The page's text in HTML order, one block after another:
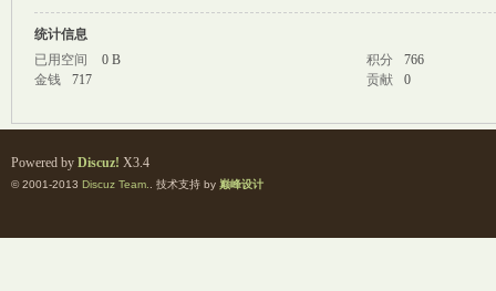
统计信息
已用空间
0 B 积分
766
金钱
717 贡献 0
Powered by Discuz! X3.4
© 2001-2013 Discuz Team. . 技术支持 by 巅峰设计